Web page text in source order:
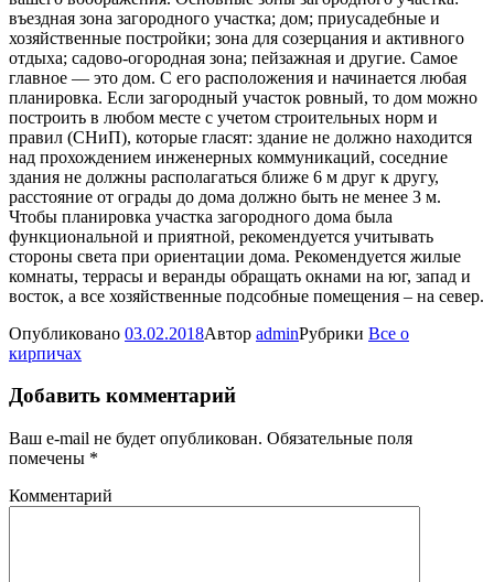
въездная зона загородного участка; дом; приусадебные и
хозяйственные постройки; зона для созерцания и активного
отдыха; садово-огородная зона; пейзажная и другие. Самое
главное — это дом. С его расположения и начинается любая
планировка. Если загородный участок ровный, то дом можно
построить в любом месте с учетом строительных норм и
правил (СНиП), которые гласят: здание не должно находится
над прохождением инженерных коммуникаций, соседние
здания не должны располагаться ближе 6 м друг к другу,
расстояние от ограды до дома должно быть не менее 3 м.
Чтобы планировка участка загородного дома была
функциональной и приятной, рекомендуется учитывать
стороны света при ориентации дома. Рекомендуется жилые
комнаты, террасы и веранды обращать окнами на юг, запад и
восток, а все хозяйственные подсобные помещения – на север.
Опубликовано 03.02.2018Автор adminРубрики Все о
кирпичах
Добавить комментарий
Ваш e-mail не будет опубликован. Обязательные поля
помечены *
Комментарий